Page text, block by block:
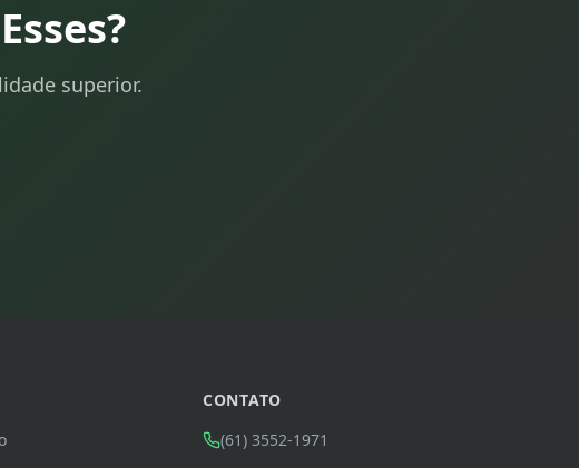
superior.
CONTATO
(61) 3552-1971